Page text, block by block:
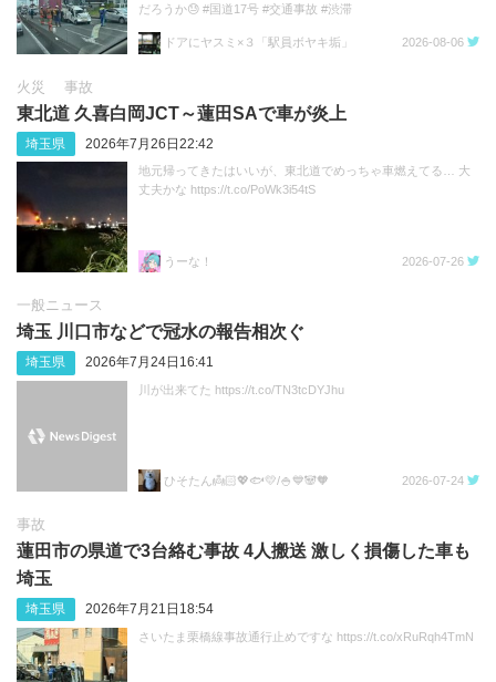
だろうか😓 #国道17号 #交通事故 #渋滞
ドアにヤスミ×３「駅員ボヤキ垢」
2026-08-06
火災 事故
東北道 久喜白岡JCT～蓮田SAで車が炎上
埼玉県 2026年7月26日22:42
地元帰ってきたはいいが、東北道でめっちゃ車燃えてる… 大
丈夫かな https://t.co/PoWk3i54tS
うーな！ 2026-07-26
一般ニュース
埼玉 川口市などで冠水の報告相次ぐ
埼玉県 2026年7月24日16:41
川が出来てた https://t.co/TN3tcDYJhu
ひそたん👼🏻💖🐟️💛/🍚💙🐼🧡 2026-07-24
事故
蓮田市の県道で3台絡む事故 4人搬送 激しく損傷した車も
埼玉
埼玉県 2026年7月21日18:54
さいたま栗橋線事故通行止めですな https://t.co/xRuRqh4TmN